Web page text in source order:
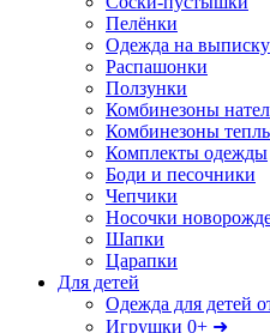
Пелёнки
Одежда на выписку
Распашонки
Ползунки
Комбинезоны
Комбинезоны
Комплекты одежды
Боди и песочники
Чепчики
Носочки
Шапки
Царапки
Для детей
Одежда для детей
Игрушки 0+ ➜